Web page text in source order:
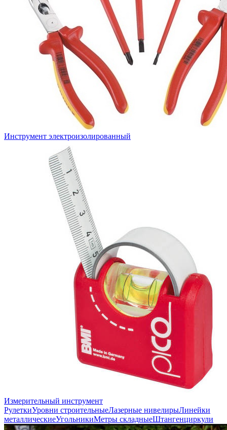
Инструмент электроизолированный
Измерительный инструмент
РулеткиУровни строительныеЛазерные нивелирыЛинейки
металлическиеУгольникиМетры складныеШтангенциркули